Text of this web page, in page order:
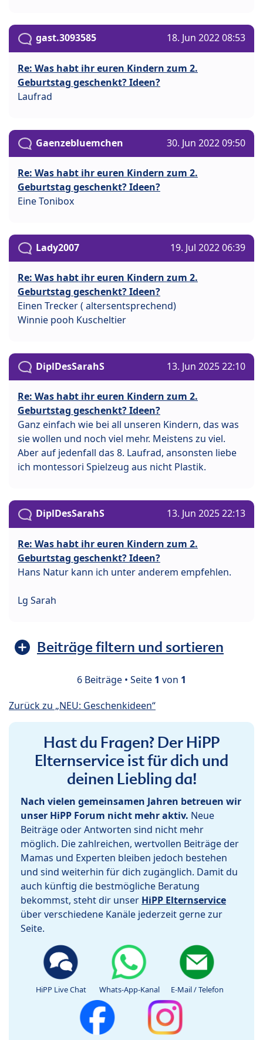
gast.3093585 18. Jun 2022 08:53
Re: Was habt ihr euren Kindern zum 2.
Geburtstag geschenkt? Ideen?
Laufrad
Gaenzebluemchen 30. Jun 2022 09:50
Re: Was habt ihr euren Kindern zum 2.
Geburtstag geschenkt? Ideen?
Eine Tonibox
Lady2007 19. Jul 2022 06:39
Re: Was habt ihr euren Kindern zum 2.
Geburtstag geschenkt? Ideen?
Einen Trecker ( altersentsprechend)
Winnie pooh Kuscheltier
DiplDesSarahS 13. Jun 2025 22:10
Re: Was habt ihr euren Kindern zum 2.
Geburtstag geschenkt? Ideen?
Ganz einfach wie bei all unseren Kindern, das was
sie wollen und noch viel mehr. Meistens zu viel.
Aber auf jedenfall das 8. Laufrad, ansonsten liebe
ich montessori Spielzeug aus nicht Plastik.
DiplDesSarahS 13. Jun 2025 22:13
Re: Was habt ihr euren Kindern zum 2.
Geburtstag geschenkt? Ideen?
Hans Natur kann ich unter anderem empfehlen.
Lg Sarah
Beiträge filtern und sortieren
6 Beiträge • Seite 1 von 1
Zurück zu „NEU: Geschenkideen“
Hast du Fragen? Der HiPP
Elternservice ist für dich und
deinen Liebling da!
Nach vielen gemeinsamen Jahren betreuen wir
unser HiPP Forum nicht mehr aktiv. Neue
Beiträge oder Antworten sind nicht mehr
möglich. Die zahlreichen, wertvollen Beiträge der
Mamas und Experten bleiben jedoch bestehen
und sind weiterhin für dich zugänglich. Damit du
auch künftig die bestmögliche Beratung
bekommst, steht dir unser HiPP Elternservice
über verschiedene Kanäle jederzeit gerne zur
Seite.
HiPP Live Chat Whats-App-Kanal E-Mail / Telefon